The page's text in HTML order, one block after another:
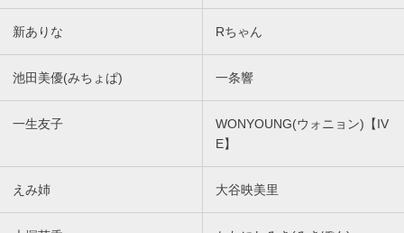
新ありな Rちゃん
池田美優(みちょぱ) 一条響
一生友子
WONYOUNG(ウォニョン)【IV
E】
えみ姉 大谷映美里